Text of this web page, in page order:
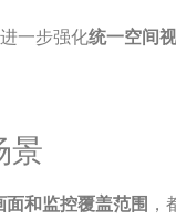
一步强化统一空间
景
和监控覆盖范围